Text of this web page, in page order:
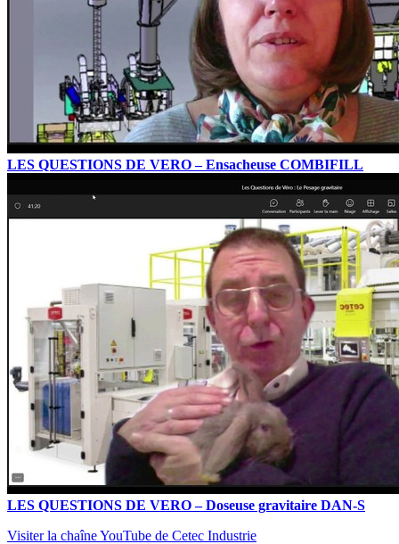
LES QUESTIONS DE VERO – Ensacheuse COMBIFILL
LES QUESTIONS DE VERO – Doseuse gravitaire DAN-S
Visiter la chaîne YouTube de Cetec Industrie